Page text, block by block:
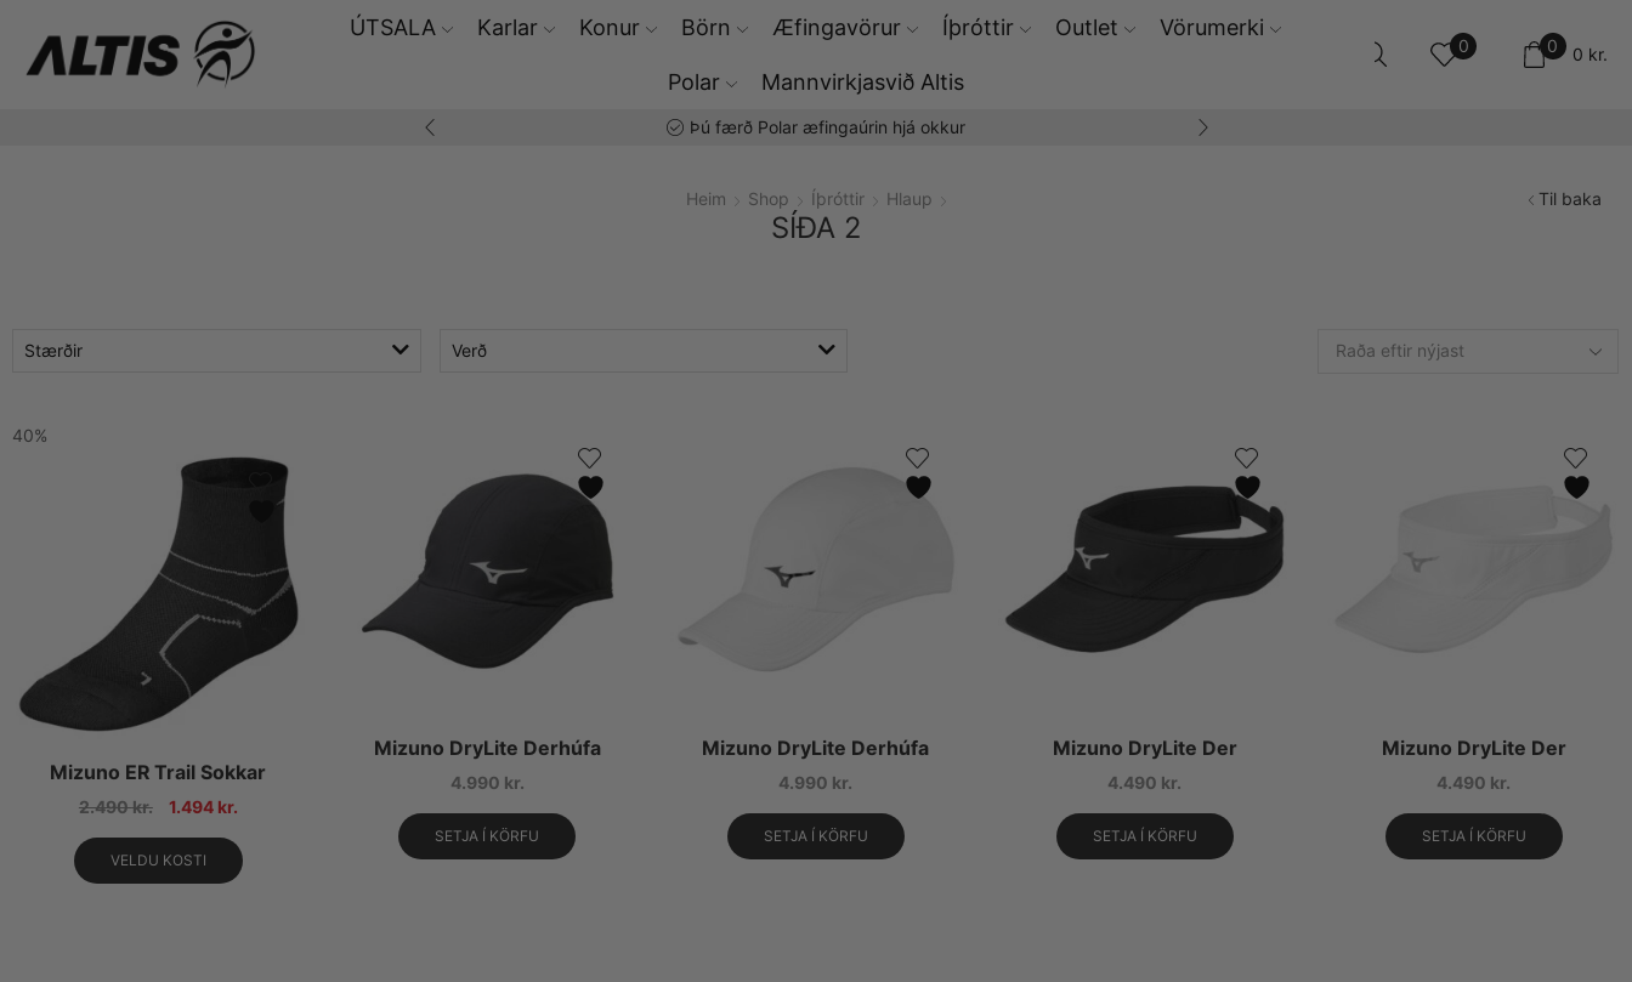
ÚTSALA Karlar Konur Börn Æfingavörur Íþróttir Outlet Vörumerki
Polar Mannvirkjasvið Altis
0 0 0 kr.
Þú færð Polar æfingaúrin hjá okkur
Heim Shop Íþróttir Hlaup
SÍÐA 2
Til baka
Stærðir Verð
40%
Mizuno ER Trail Sokkar
2.490kr. 1.494 kr.
VELDU KOSTI
Mizuno DryLite Derhúfa
4.990 kr.
SETJA Í KÖRFU
Mizuno DryLite Derhúfa
4.990 kr.
SETJA Í KÖRFU
Mizuno DryLite Der
4.490 kr.
SETJA Í KÖRFU
Mizuno DryLite Der
4.490 kr.
SETJA Í KÖRFU